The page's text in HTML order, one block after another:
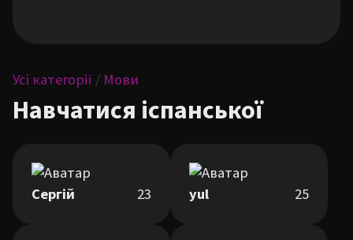
Усі категорії / Мови
Навчатися іспанської
Сергій 23 yul 25